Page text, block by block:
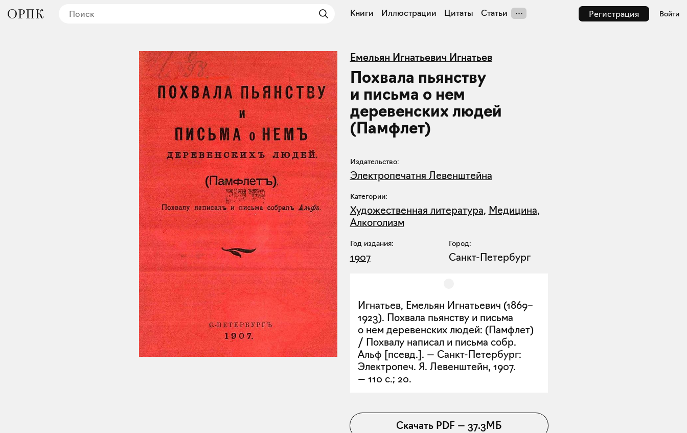
Регистрация Войти
Книги Иллюстрации Цитаты Статьи
Емельян Игнатьевич Игнатьев
Похвала пьянству
и письма о нем
деревенских людей
(Памфлет)
Издательство:
Электропечатня Левенштейна
Категории:
Художественная литература, Медицина,
Алкоголизм
Год издания:
1907
Город:
Санкт-Петербург
Игнатьев, Емельян Игнатьевич (1869–
1923). Похвала пьянству и письма
о нем деревенских людей: (Памфлет)
/ Похвалу написал и письма собр.
Альф [псевд.]. — Санкт-Петербург:
Электропеч. Я. Левенштейн, 1907.
— 110 с.; 20.
Скачать PDF — 37.3МБ